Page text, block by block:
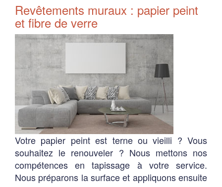
Revêtements muraux : papier peint
et fibre de verre
Votre papier peint est terne ou vieilli ? Vous
souhaitez le renouveler ? Nous mettons nos
compétences en tapissage à votre service.
Nous préparons la surface et appliquons ensuite